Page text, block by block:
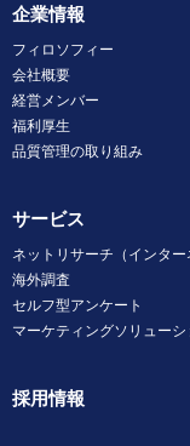
企業情報
フィロソフィー
会社概要
経営メンバー
福利厚生
品質管理の取り組み
サービス
ネットリサーチ（インター
海外調査
セルフ型アンケート
マーケティングソリューシ
採用情報